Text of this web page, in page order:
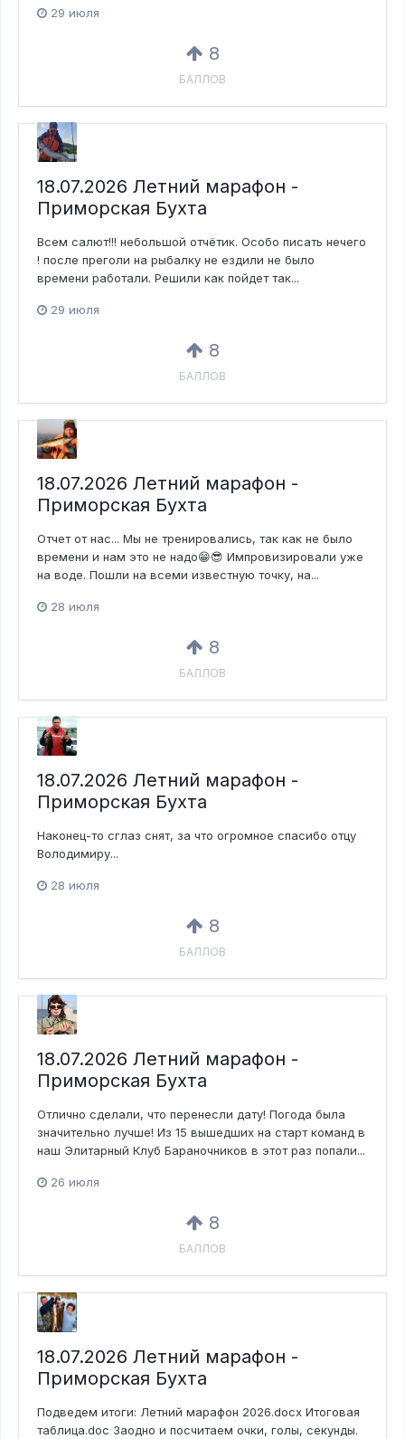
29 июля
8
БАЛЛОВ
18.07.2026 Летний марафон -
Приморская Бухта
Всем салют!!! небольшой отчётик. Особо писать нечего
! после преголи на рыбалку не ездили не было
времени работали. Решили как пойдет так...
29 июля
8
БАЛЛОВ
18.07.2026 Летний марафон -
Приморская Бухта
Отчет от нас... Мы не тренировались, так как не было
времени и нам это не надо😁😎 Импровизировали уже
на воде. Пошли на всеми известную точку, на...
28 июля
8
БАЛЛОВ
18.07.2026 Летний марафон -
Приморская Бухта
Наконец-то сглаз снят, за что огромное спасибо отцу
Володимиру...
28 июля
8
БАЛЛОВ
18.07.2026 Летний марафон -
Приморская Бухта
Отлично сделали, что перенесли дату! Погода была
значительно лучше! Из 15 вышедших на старт команд в
наш Элитарный Клуб Бараночников в этот раз попали...
26 июля
8
БАЛЛОВ
18.07.2026 Летний марафон -
Приморская Бухта
Подведем итоги: Летний марафон 2026.docx Итоговая
таблица.doc Заодно и посчитаем очки, голы, секунды.